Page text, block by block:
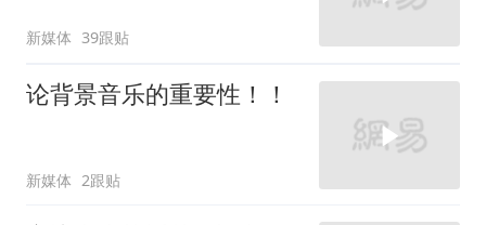
新媒体 39跟贴
论背景音乐的重要性！！
新媒体 2跟贴